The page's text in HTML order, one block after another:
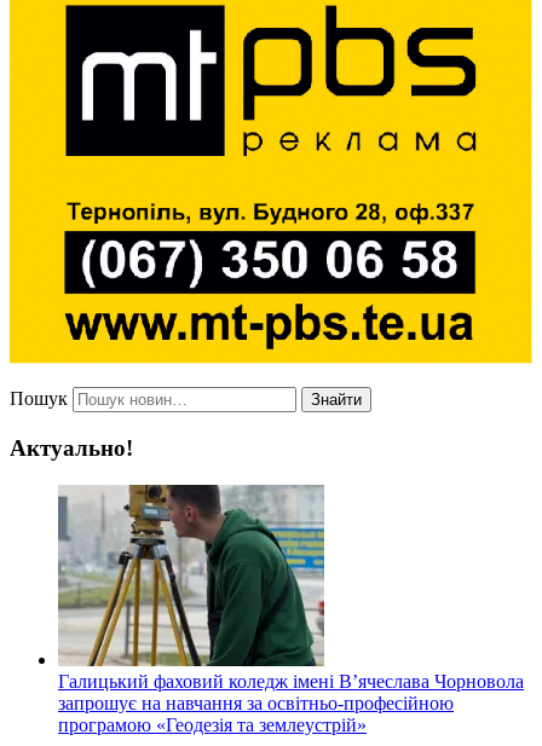
Пошук Знайти
Актуально!
Галицький фаховий коледж імені В’ячеслава Чорновола
запрошує на навчання за освітньо-професійною
програмою «Геодезія та землеустрій»